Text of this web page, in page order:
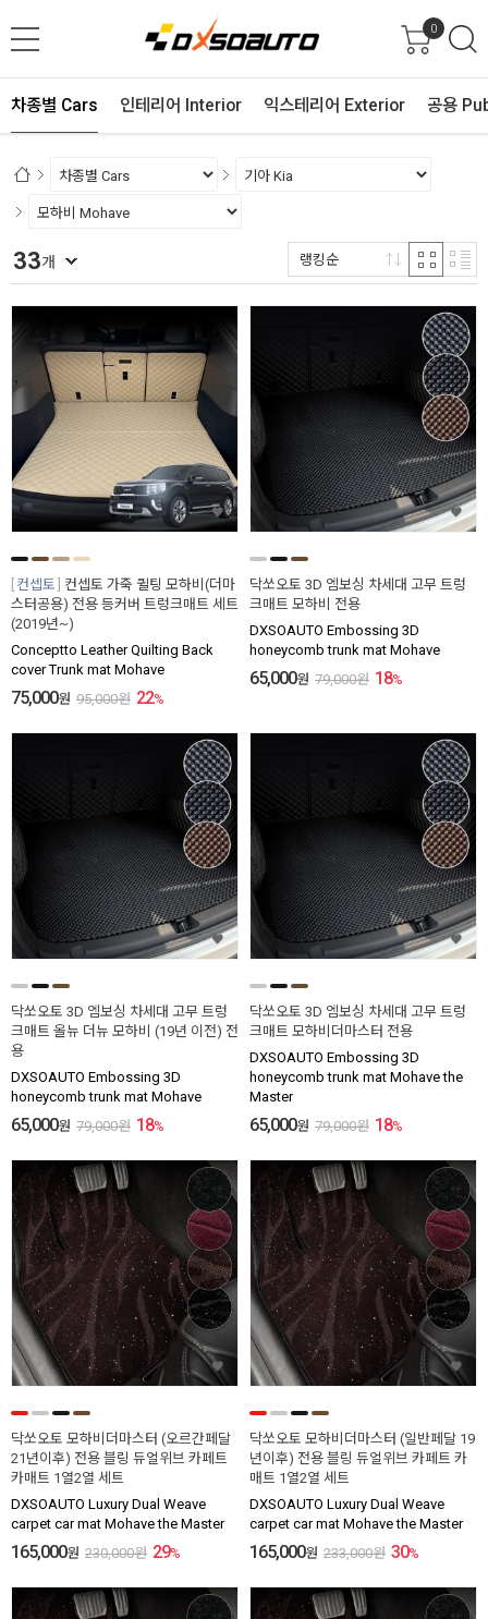
0
차종별 Cars 인테리어 Interior 익스테리어 Exterior 공용
33개 랭킹순
컨셉토
컨셉토 가죽 퀼팅 모하비(더마
스터공용) 전용 등커버 트렁크매트 세트
(2019년~)
Conceptto Leather Quilting Back
cover Trunk mat Mohave
75,000원 95,000원 22%
닥쏘오토 3D 엠보싱 차세대 고무 트렁
크매트 모하비 전용
DXSOAUTO Embossing 3D
honeycomb trunk mat Mohave
65,000원 79,000원 18%
닥쏘오토 3D 엠보싱 차세대 고무 트렁
크매트 올뉴 더뉴 모하비 (19년 이전) 전
용
DXSOAUTO Embossing 3D
honeycomb trunk mat Mohave
65,000원 79,000원 18%
닥쏘오토 3D 엠보싱 차세대 고무 트렁
크매트 모하비더마스터 전용
DXSOAUTO Embossing 3D
honeycomb trunk mat Mohave the
Master
65,000원 79,000원 18%
닥쏘오토 모하비더마스터 (오르간페달
21년이후) 전용 블링 듀얼위브 카페트
카매트 1열2열 세트
DXSOAUTO Luxury Dual Weave
carpet car mat Mohave the Master
165,000원 230,000원 29%
닥쏘오토 모하비더마스터 (일반페달 19
년이후) 전용 블링 듀얼위브 카페트 카
매트 1열2열 세트
DXSOAUTO Luxury Dual Weave
carpet car mat Mohave the Master
165,000원 233,000원 30%